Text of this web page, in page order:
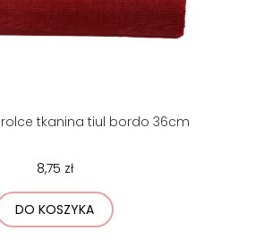
tkanina tiul bordo 36cm
8,75 zł
DO KOSZYKA